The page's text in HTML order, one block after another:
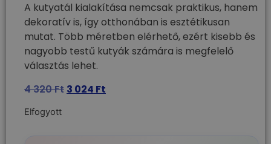
A kutyatál kialakítása nemcsak praktikus, hanem
dekoratív is, így otthonában is esztétikusan
mutat. Több méretben elérhető, ezért kisebb és
nagyobb testű kutyák számára is megfelelő
választás lehet.
4 320Ft 3 024 Ft
Elfogyott